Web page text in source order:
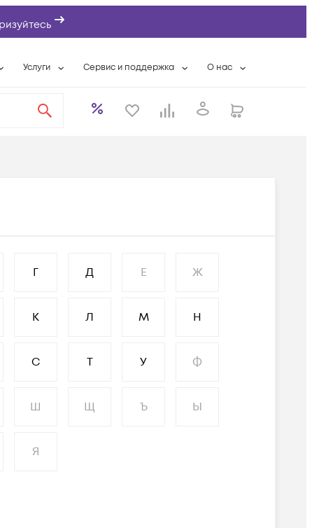
Услуги
Расширенная гарантия
Сервис и поддержка
Разовые выездные работы
О нас
Контактная
Г Д Е Ж
К Л М Н
С Т У Ф
Ш Щ Ъ Ы
Я